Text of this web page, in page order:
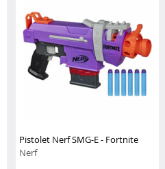
Pistolet Nerf SMG-E - Fortnite
Nerf